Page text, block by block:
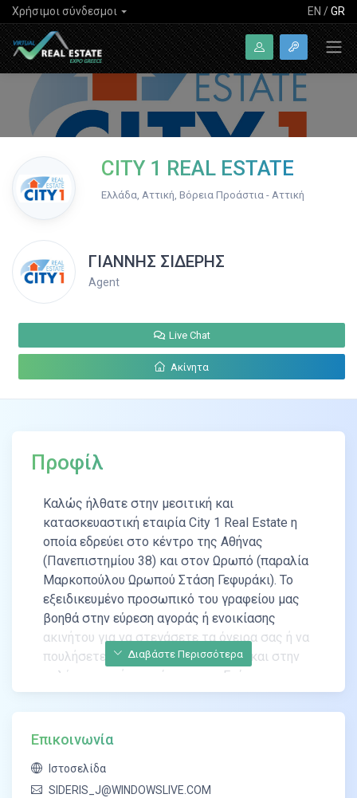
Χρήσιμοι σύνδεσμοι EN /GR
CITY 1 REAL ESTATE
Ελλάδα, Αττική, Βόρεια Προάστια - Αττική
ΓΙΑΝΝΗΣ ΣΙΔΕΡΗΣ
Agent
Live Chat
Ακίνητα
Προφίλ
Καλώς ήλθατε στην μεσιτική και
κατασκευαστική εταιρία City 1 Real Estate η
οποία εδρεύει στο κέντρο της Αθήνας
(Πανεπιστημίου 38) και στον Ωρωπό (παραλία
Μαρκοπούλου Ωρωπού Στάση Γεφυράκι). Το
εξειδικευμένο προσωπικό του γραφείου μας
βοηθά στην εύρεση αγοράς ή ενοικίασης
ακινήτου για να στεγάσετε τα όνειρα σας ή να
πουλήσετε το γρηγορότερο δυνατό και στην
καλύτερη τιμή το ακίνητο σας. Επίσης
αναλαμβάνουμε να βρούμε το οικόπεδο που
σας αρέσει και να το σχεδιάσουμε με βάση τα
δικά σας όνειρα και εμείς να τα
από την εταιρεία μας.
Διαβάστε Περισσότερα
Επικοινωνία
Ιστοσελίδα
SIDERIS_J@WINDOWSLIVE.COM